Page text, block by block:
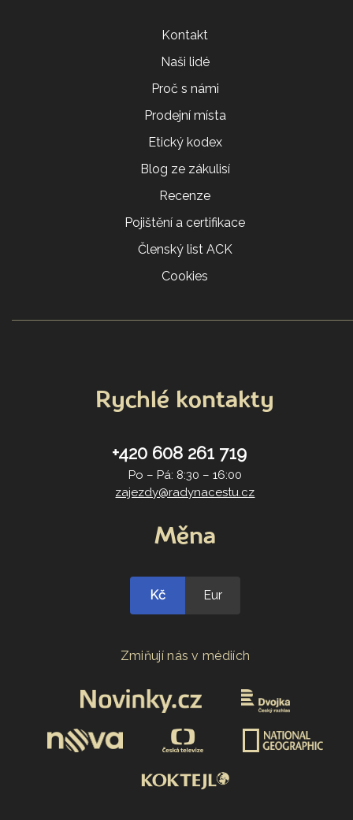
Kontakt
Naši lidé
Proč s námi
Prodejní místa
Etický kodex
Blog ze zákulisí
Recenze
Pojištění a certifikace
Členský list ACK
Cookies
Rychlé kontakty
+420 608 261 719
Po – Pá: 8:30 – 16:00
zajezdy@radynacestu.cz
Měna
Kč Eur
Zmiňují nás v médiích